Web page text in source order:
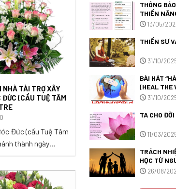
phố Cần Thơ ngày
niềm hân hoan
chính quyền địa
NHÀ TÀI TRỢ XÂY
ĐỨC (CẦU TUỆ TÂM
Đức (cầu Tuệ Tâm
thành ngày
Ấp Phú Trạch 2,
...
THÔNG
THIỀN
1. 13/05/
THIỀN SƯ
31/10/
BÀI HÁT
(HEAL THE
31/10/
TA CHO
11/03/
TRÁCH
HỌC TỪ
26/08/